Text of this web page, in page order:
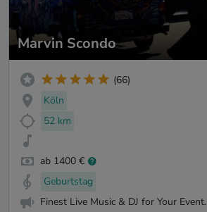
Marvin Scondo
(66)
Köln
52 km
ab 1400 €
Geburtstag
Finest Live Music & DJ for Your Event.